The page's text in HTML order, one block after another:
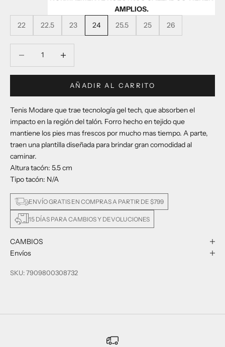
AMPLIOS.
22
22.5 23 24 25.5 25 26
AÑADIR AL CARRITO
Tenis Modare que trae tecnología gel tech, que absorben el
impacto en la región del talón. Forro hecho en tejido que
mantiene los pies mas frescos por mucho mas tiempo. A parte,
traen una plantilla diseñada para brindar gran comodidad al
caminar.
Altura tacón: 5.5 cm
Tipo tacón: N/A
ENVÍO GRATIS EN COMPRAS A PARTIR DE $799
15 DÍAS PARA CAMBIOS Y DEVOLUCIONES
CAMBIOS
Envíos
SKU: 7909800308732